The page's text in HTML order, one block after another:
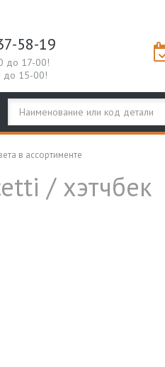
58-19
до 17-00!
до 15-00!
в ассортименте
/ хэтчбек